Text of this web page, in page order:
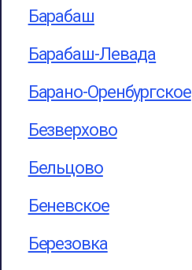
Барабаш
Барабаш-Левада
Барано-Оренбургское
Безверхово
Бельцово
Беневское
Березовка